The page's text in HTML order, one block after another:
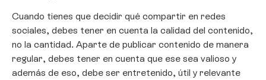
Cuando tienes que decidir qué compartir en redes
sociales, debes tener en cuenta la calidad del contenido,
no la cantidad. Aparte de publicar contenido de manera
regular, debes tener en cuenta que ese sea valioso y
además de eso, debe ser entretenido, útil y relevante